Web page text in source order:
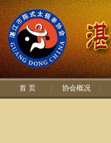
首 页 协会概况